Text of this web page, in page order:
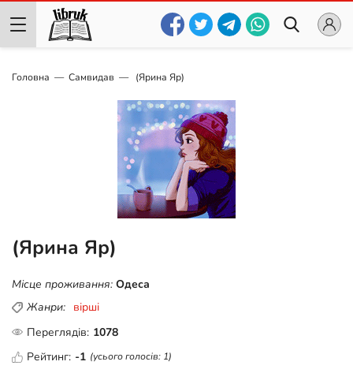
Головна Самвидав (Ярина Яр)
(Ярина Яр)
Місце проживання: Одеса
Жанри: вірші
Переглядів: 1078
Рейтинг: -1 (усього голосів: 1)